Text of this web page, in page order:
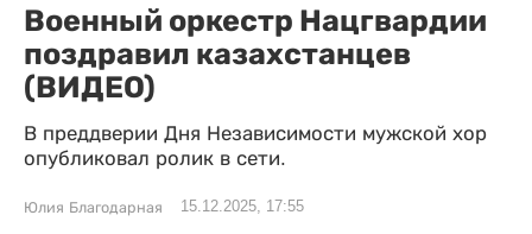
Военный оркестр Нацгвардии
поздравил казахстанцев
(ВИДЕО)
В преддверии Дня Независимости мужской хор
опубликовал ролик в сети.
Юлия Благодарная 15.12.2025, 17:55